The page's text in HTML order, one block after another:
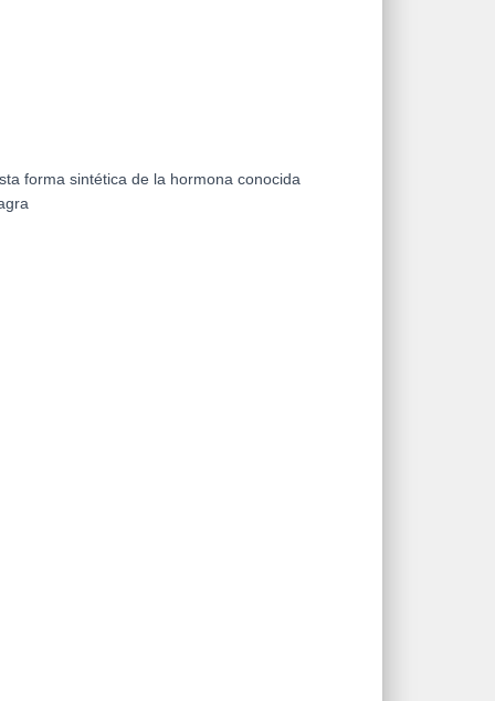
forma sintética de la hormona conocida